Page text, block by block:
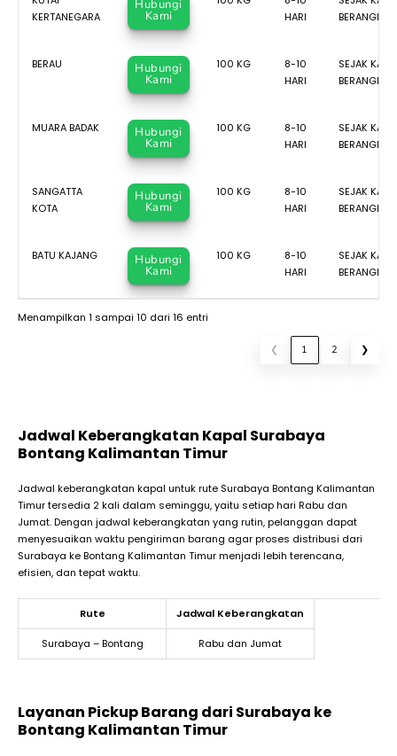
KERTANEGARA
Hubungi
Kami
HARI
BERANGKAT
BERAU Hubungi
Kami
100 KG
8-10
HARI
SEJAK
BERANGKAT
MUARA BADAK Hubungi
Kami
100 KG
8-10
HARI
SEJAK
BERANGKAT
SANGATTA
KOTA
Hubungi
Kami
100 KG
8-10
HARI
SEJAK
BERANGKAT
BATU KAJANG Hubungi
Kami
100 KG
8-10
HARI
SEJAK
BERANGKAT
Menampilkan 1 sampai 10 dari 16 entri
❮ 1 2 ❯
Jadwal Keberangkatan Kapal Surabaya
Bontang Kalimantan Timur
Jadwal keberangkatan kapal untuk rute Surabaya Bontang Kalimantan
Timur tersedia 2 kali dalam seminggu, yaitu setiap hari Rabu dan
Jumat. Dengan jadwal keberangkatan yang rutin, pelanggan dapat
menyesuaikan waktu pengiriman barang agar proses distribusi dari
Surabaya ke Bontang Kalimantan Timur menjadi lebih terencana,
efisien, dan tepat waktu.
Rute Jadwal Keberangkatan
Surabaya – Bontang Rabu dan Jumat
Layanan Pickup Barang dari Surabaya ke
Bontang Kalimantan Timur